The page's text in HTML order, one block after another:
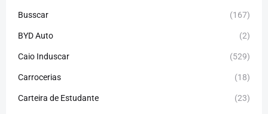
Busscar (167)
BYD Auto (2)
Caio Induscar (529)
Carrocerias (18)
Carteira de Estudante (23)